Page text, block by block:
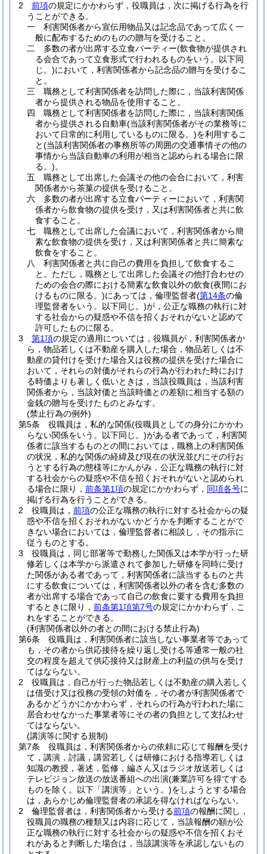
2
前項の規定にかかわらず，役職員は，次に掲げる行為を行
うことができる。
一
利害関係者から宣伝用物品又は記念品であって広く一
般に配布するためのものの贈与を受けること。
二
多数の者が出席する立食パーティー(飲食物が提供され
る会合であって立食形式で行われるものをいう。以下同
じ。)において，利害関係者から記念品の贈与を受けるこ
と。
三
職務として利害関係者を訪問した際に，当該利害関係
者から提供される物品を使用すること。
四
職務として利害関係者を訪問した際に，当該利害関係
者から提供される自動車(当該利害関係者がその業務等に
おいて日常的に利用しているものに限る。)を利用するこ
と(当該利害関係者の事務所等の周囲の交通事情その他の
事情から当該自動車の利用が相当と認められる場合に限
る。)。
五
職務として出席した会議その他の会合において，利害
関係者から茶菓の提供を受けること。
六
多数の者が出席する立食パーティーにおいて，利害関
係者から飲食物の提供を受け，又は利害関係者と共に飲
食すること。
七
職務として出席した会議において，利害関係者から簡
素な飲食物の提供を受け，又は利害関係者と共に簡素な
飲食をすること。
八
利害関係者と共に自己の費用を負担して飲食するこ
と。 ただし，職務として出席した会議その他打合わせの
ための会合の際における簡素な飲食以外の飲食(夜間にお
けるものに限る。)にあっては，倫理監督者(第14条の倫
理監督者をいう。以下同じ。)が，公正な職務の執行に対
する社会からの疑惑や不信を招くおそれがないと認めて
許可したものに限る。
3
第1項の規定の適用については，役職員が，利害関係者か
ら，物品若しくは不動産を購入した場合，物品若しくは不
動産の貸付けを受けた場合又は役務の提供を受けた場合に
おいて，それらの対価がそれらの行為が行われた時におけ
る時価よりも著しく低いときは，当該役職員は，当該利害
関係者から，当該対価と当該時価との差額に相当する額の
金銭の贈与を受けたものとみなす。
(禁止行為の例外)
第5条
役職員は，私的な関係(役職員としての身分にかかわ
らない関係をいう。以下同じ。)がある者であって，利害関
係者に該当するものとの間においては，職務上の利害関係
の状況，私的な関係の経緯及び現在の状況並びにその行お
うとする行為の態様等にかんがみ，公正な職務の執行に対
する社会からの疑惑や不信を招くおそれがないと認められ
る場合に限り， 前条第1項の規定にかかわらず， 同項各号に
掲げる行為を行うことができる。
2
役職員は， 前項の公正な職務の執行に対する社会からの疑
惑や不信を招くおそれがないかどうかを判断することがで
きない場合においては，倫理監督者に相談し，その指示に
従うものとする。
3
役職員は，同じ部署等で勤務した関係又は本学が行った研
修若しくは本学から派遣されて参加した研修を同時に受け
た関係がある者であって，利害関係者に該当するものと共
にする飲食については，利害関係者以外の者を含む多数の
者が出席する場合であって自己の飲食に要する費用を負担
するときに限り， 前条第1項第7号の規定にかかわらず，こ
れをすることができる。
(利害関係者以外の者との間における禁止行為)
第6条
役職員は，利害関係者に該当しない事業者等であって
も，その者から供応接待を繰り返し受ける等通常一般の社
交の程度を超えて供応接待又は財産上の利益の供与を受け
てはならない。
2
役職員は，自己が行った物品若しくは不動産の購入若しく
は借受け又は役務の受領の対価を，その者が利害関係者で
あるかどうかにかかわらず，それらの行為が行われた場に
居合わせなかった事業者等にその者の負担として支払わせ
てはならない。
(講演等に関する規制)
第7条
役職員は，利害関係者からの依頼に応じて報酬を受け
て，講演，討議，講習若しくは研修における指導若しくは
知識の教授，著述，監修，編さん又はラジオ放送若しくは
テレビジョン放送の放送番組への出演(兼業許可を得てする
ものを除く。以下「講演等」という。)をしようとする場合
は，あらかじめ倫理監督者の承認を得なければならない。
2
倫理監督者は，利害関係者から受ける前項の報酬に関し，
役職員の職務の種類又は内容に応じて，当該報酬の額が公
正な職務の執行に対する社会からの疑惑や不信を招くおそ
れがあると判断した場合は，当該講演等を承認しないもの